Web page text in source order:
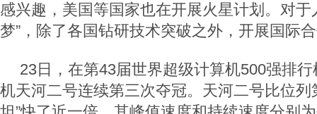
感兴趣，美国等国家也在开展火星计划。对于
梦”，除了各国钻研技术突破之外，开展国际
23日，在第43届世界超级计算机500强排
机天河二号连续第三次夺冠。天河二号比位列